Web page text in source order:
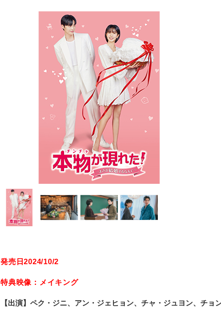
発売日2024/10/2
特典映像：メイキング
【出演】ペク・ジニ、アン・ジェヒョン、チャ・ジュヨン、チ